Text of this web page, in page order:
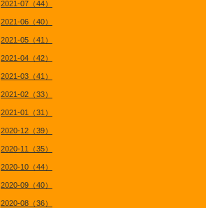
2021-07（44）
2021-06（40）
2021-05（41）
2021-04（42）
2021-03（41）
2021-02（33）
2021-01（31）
2020-12（39）
2020-11（35）
2020-10（44）
2020-09（40）
2020-08（36）